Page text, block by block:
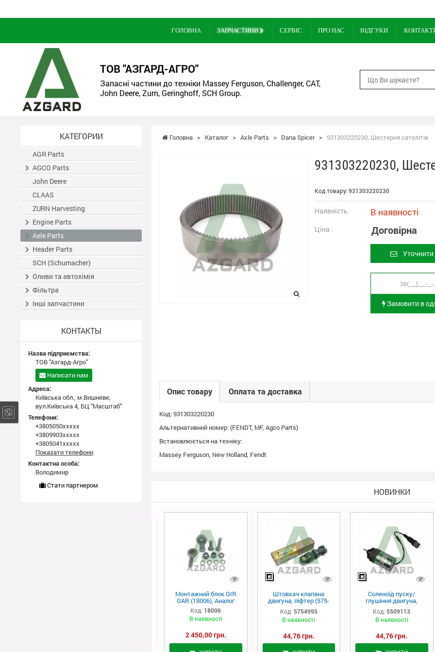
ГОЛОВНА ЗАПЧАСТИНИ СЕРВІС ПРО НАС ВІДГУКИ
ТОВ "АЗГАРД-АГРО"
Запасні частини до техніки Massey Ferguson, Challenger, CAT,
John Deere, Zurn, Geringhoff, SCH Group.
Головна > Каталог > Axle Parts > Dana Spicer > 931303220230, Шестерня сателітів
931303220230,
Код товару: 931303220230
Наявність: В наявності
Ціна : Договірна
Уточнити
Замовити в
Опис товару Оплата та доставка
Код: 931303220230
Альтернативний номер: (FENDT, MF, Agco Parts)
Встановлюється на техніку:
Massey Ferguson, New Holland, Fendt
НОВИНКИ
Монтажний блок GIR
GAR (18006), Аналог
Код: 18006
В наявності
2 450,00 грн.
Штовхач клапана
двигуна, ліфтер (575-
4995)
Код: 5754995
В наявності
44,76 грн.
Соленоїд пуску/
глушіння двигуна,
актуатор (550-9113)
Код: 5509113
В наявності
44,76 грн.
КАТЕГОРИИ
AGR Parts
AGCO Parts
John Deere
CLAAS
ZURN Harvesting
Engine Parts
Axle Parts
Header Parts
SCH (Schumacher)
Оливи та автохімія
Фільтра
Інші запчастини
КОНТАКТЫ
Назва підприємства:
ТОВ "Азгард-Агро"
Написати нам
Адреса:
Київська обл., м.Вишневе,
вул.Київська 4, БЦ "Масштаб"
Телефони:
+3805050xxxxx
+3809903xxxxx
+3805041xxxxx
Показати телефони
Контактна особа:
Володимир
Стати партнером